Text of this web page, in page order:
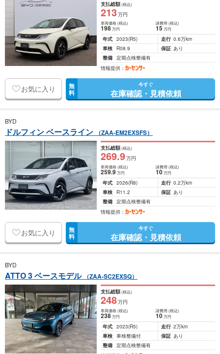
支払総額(税込)
213万円
車両価格(税込)
198万円
諸費用 (税込)
15 万円
年式 2023(R5) 走行 0.6万km
車検
R08.9 保証 あり
整備 定期点検整備有
情報提供：
お気に入り 無
料
今すぐ
在庫確認・見積依頼
BYD
ドルフィン ベースライン （ZAA-EM2EXSFS）
支払総額(税込)
269.9万円
車両価格(税込)
259.9万円
諸費用 (税込)
10 万円
年式 2026(R8) 走行 0.2万km
車検
R11.2 保証 あり
整備 定期点検整備有
情報提供：
お気に入り 無
料
今すぐ
在庫確認・見積依頼
BYD
ATTO 3 ベースモデル （ZAA-SC2EXSQ）
支払総額(税込)
248万円
車両価格(税込)
238万円
諸費用 (税込)
10 万円
年式 2023(R5) 走行 2万km
車検 車検整備付 保証 あり
整備 定期点検整備有